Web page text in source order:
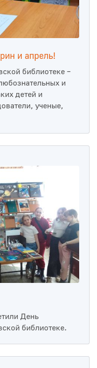
и апрель!
библиотеке –
и
детей и
ученые,
День
библиотеке.